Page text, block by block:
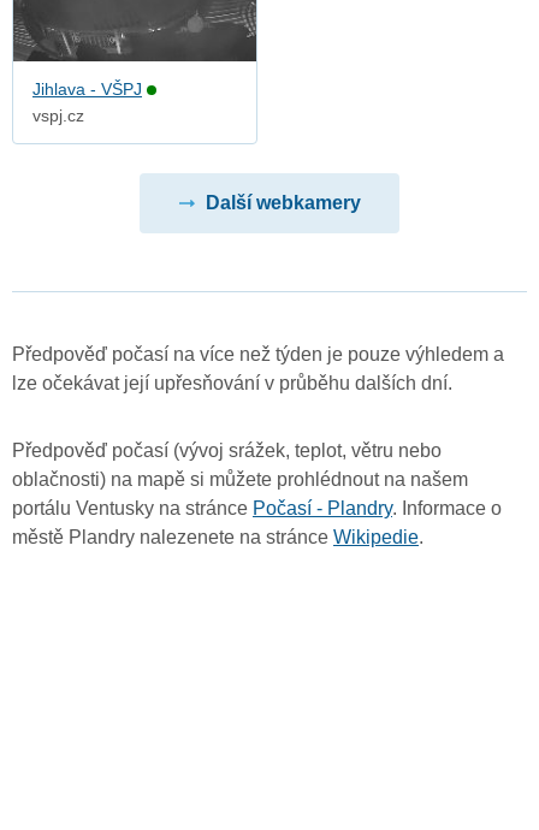
Jihlava - VŠPJ
vspj.cz
Další webkamery
Předpověď počasí na více než týden je pouze výhledem a
lze očekávat její upřesňování v průběhu dalších dní.
Předpověď počasí (vývoj srážek, teplot, větru nebo
oblačnosti) na mapě si můžete prohlédnout na našem
portálu Ventusky na stránce Počasí - Plandry. Informace o
městě Plandry nalezenete na stránce Wikipedie.